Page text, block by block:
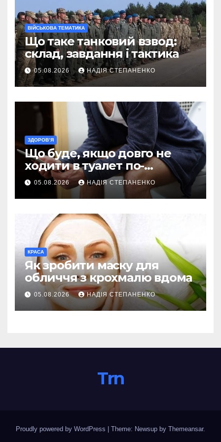
ВІЙСЬКОВА ТЕМАТИКА
Що таке танковий взвод:
склад, завдання і тактика
05.08.2026 НАДІЯ СТЕПАНЕНКО
ЗДОРОВ’Я
Що буде, якщо довго не
ходити в туалет по-
великому
05.08.2026 НАДІЯ СТЕПАНЕНКО
КРАСА
Як зробити маску для
обличчя з крохмалю вдома
05.08.2026 НАДІЯ СТЕПАНЕНКО
Trn
Proudly powered by WordPress Theme: Newsup by Themeansar.